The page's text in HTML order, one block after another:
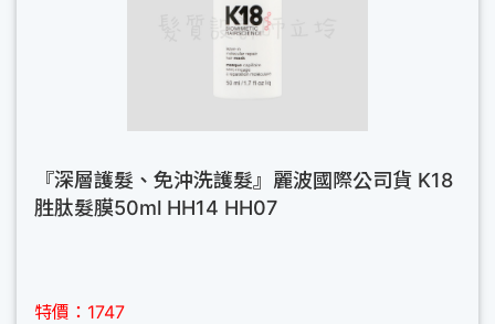
『深層護髮、免沖洗護髮』麗波國際公司貨 K18
胜肽髮膜50ml HH14 HH07
特價：1747